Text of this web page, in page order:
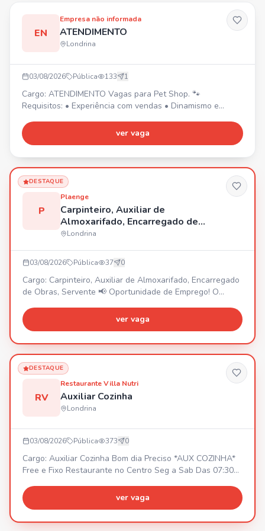
EN
Empresa não informada
ATENDIMENTO
Londrina
03/08/2026 Pública 133 1
Cargo: ATENDIMENTO Vagas para Pet Shop. 🐾
Requisitos: • Experiência com vendas • Dinamismo e
Proatividade • AMAR ANIMAIS
ver vaga
DESTAQUE
P
Plaenge
Carpinteiro, Auxiliar de
Almoxarifado, Encarregado de
Obras, Servente
Londrina
03/08/2026 Pública 37 0
Cargo: Carpinteiro, Auxiliar de Almoxarifado, Encarregado
de Obras, Servente 📢 Oportunidade de Emprego! O
para diferentes áreas da construção civil: -Carpinteiro -
Auxiliar de Almoxarifado - Servente de Obras - Servente
conhece alguém que se encaixa nessas oportunidades?
Entre em contato!! 🚀 Venha fazer parte da maior
construtora do Sul do país!
ver vaga
DESTAQUE
RV
Restaurante Villa Nutri
Auxiliar Cozinha
Londrina
03/08/2026 Pública 373 0
Cargo: Auxiliar Cozinha Bom dia Preciso *AUX COZINHA*
Free e Fixo Restaurante no Centro Seg a Sab Das 07:30
currículo
ver vaga